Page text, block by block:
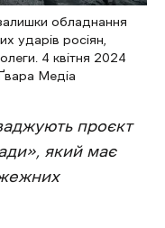
обладнання
ударів росіян,
4 квітня 2024
Медіа
проєкт
який має